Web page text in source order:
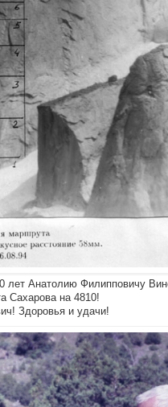
лет Анатолию Филипповичу
Сахарова на 4810!
Здоровья и удачи!